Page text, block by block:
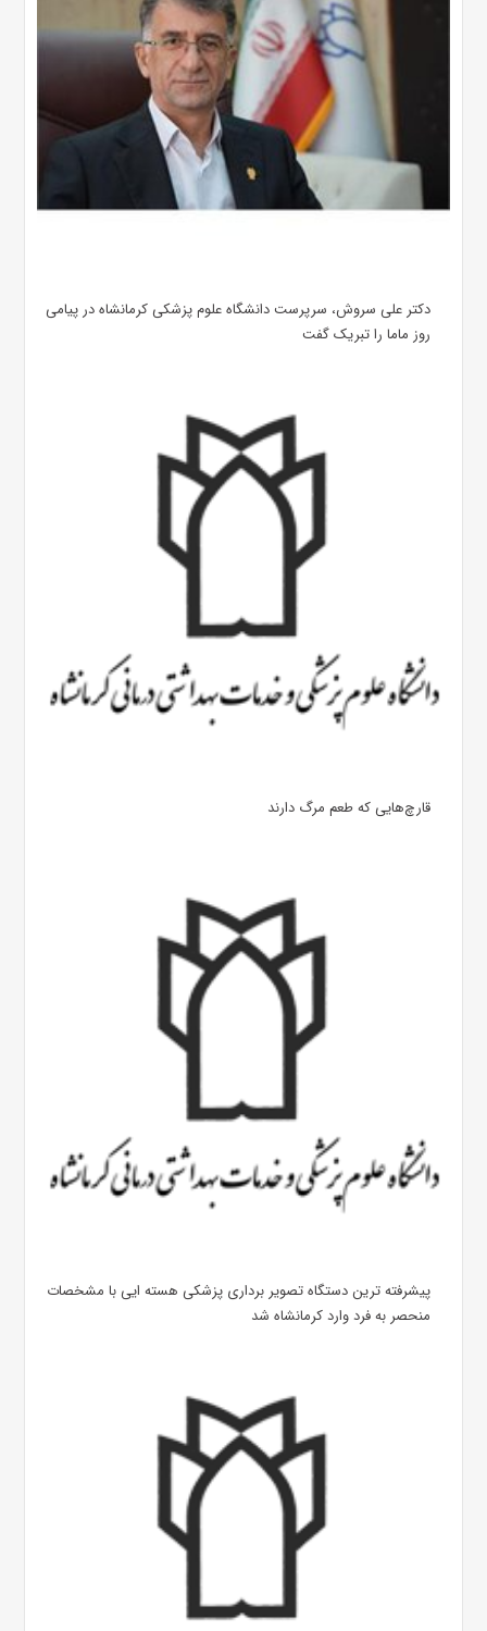
دکتر علی سروش، سرپرست دانشگاه علوم پزشکی کرمانشاه در پیامی
روز ماما را تبریک گفت
قارچ‌هایی که طعم مرگ دارند
پیشرفته ترین دستگاه تصویر برداری پزشکی هسته ایی با مشخصات
منحصر به فرد وارد کرمانشاه شد